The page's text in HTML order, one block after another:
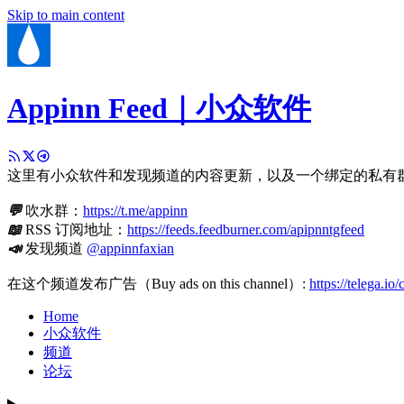
Skip to main content
Appinn Feed｜小众软件
这里有小众软件和发现频道的内容更新，以及一个绑定的私有
💬吹水群： https://t.me/appinn
📖RSS 订阅地址： https://feeds.feedburner.com/apipnntgfeed
📣发现频道 @appinnfaxian
在这个频道发布广告（Buy ads on this channel）: https://telega.io/
Home
小众软件
频道
论坛